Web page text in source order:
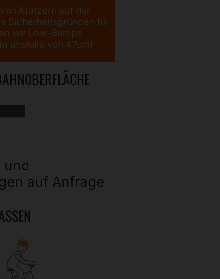
Kratzern auf der
Sicherheitsgründen für
wir Low-Bumps
anstelle von 47cm!
und
auf Anfrage